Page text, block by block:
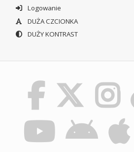
Logowanie
DUŻA CZCIONKA
DUŻY KONTRAST